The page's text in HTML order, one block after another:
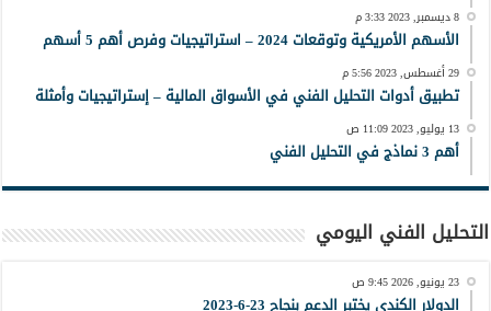
8 ديسمبر, 2023 3:33 م
الأسهم الأمريكية وتوقعات 2024 – استراتيجيات وفرص أهم 5 أسهم
29 أغسطس, 2023 5:56 م
تطبيق أدوات التحليل الفني في الأسواق المالية – إستراتيجيات وأمثلة
13 يوليو, 2023 11:09 ص
أهم 3 نماذج في التحليل الفني
التحليل الفني اليومي
23 يونيو, 2026 9:45 ص
الدولار الكندي يختبر الدعم بنجاح 23-6-2023